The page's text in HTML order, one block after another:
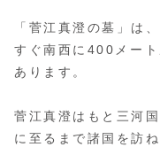
「菅江真澄の墓」は
すぐ南西に400メー
あります。
菅江真澄はもと三河
に至るまで諸国を訪